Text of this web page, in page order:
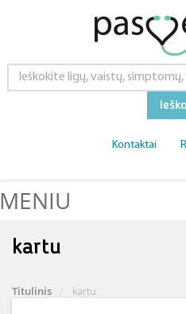
Kontaktai
MENIU
kartu
Titulinis kartu